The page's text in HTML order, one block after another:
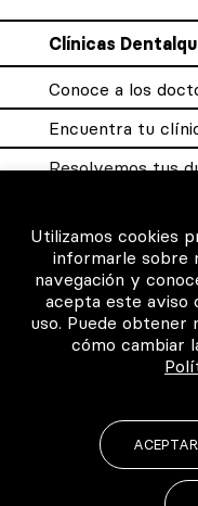
Clínicas
Conoce a los
Encuentra tu
Resolvemos tus
Para los
Consigue tu
Intranet clínicas
Música para los
Utilizamos cookies
informarle sobre
navegación y
acepta este aviso
uso. Puede obtener
cómo cambiar
ACEPTAR